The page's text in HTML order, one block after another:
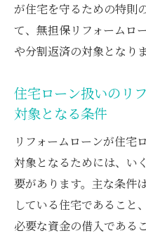
が住宅を守るための特則
て、無担保リフォームロ
や分割返済の対象となりま
住宅ローン扱いのリ
対象となる条件
リフォームローンが住宅
対象となるためには、い
要があります。主な条件
している住宅であるこ
必要な資金の借入である